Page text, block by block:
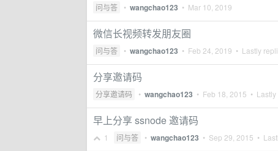
问与答 • wangchao123 • Mar 10, 2019
微信长视频转发朋友圈
问与答 • wangchao123 • Feb 24, 2019 • Lastly
分享邀请码
分享邀请码 • wangchao123 • Feb 18, 2015 •
早上分享 ssnode 邀请码
1 问与答 • wangchao123 • Sep 29, 2015 •